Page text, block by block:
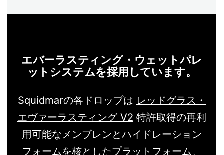
エバーラスティング・ウェットパレ
ットシステムを採用しています。
Squidmarの各ドロップは レッドグラス・
エヴァーラスティング V2 特許取得の再利
用可能なメンブレンとハイドレーション
フォームを核としたプラットフォーム。